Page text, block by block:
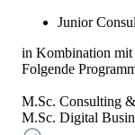
Junior
in Kombination mit
Folgende
M.Sc. Consulting
M.Sc. Digital